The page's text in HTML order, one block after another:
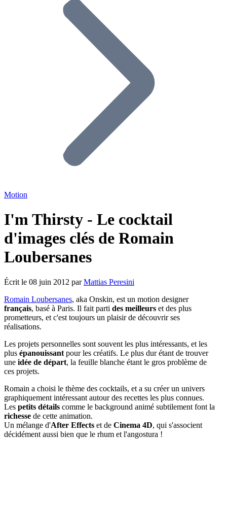
Motion
I'm Thirsty - Le cocktail
d'images clés de Romain
Loubersanes
Écrit le 08 juin 2012 parMattias Peresini
Romain Loubersanes, aka Onskin, est un motion designer
français, basé à Paris. Il fait parti des meilleurs et des plus
prometteurs, et c'est toujours un plaisir de découvrir ses
réalisations.
Les projets personnelles sont souvent les plus intéressants, et les
plus épanouissant pour les créatifs. Le plus dur étant de trouver
une idée de départ, la feuille blanche étant le gros problème de
ces projets.
Romain a choisi le thème des cocktails, et a su créer un univers
graphiquement intéressant autour des recettes les plus connues.
Les petits détails comme le background animé subtilement font la
richesse de cette animation.
Un mélange d'After Effects et de Cinema 4D, qui s'associent
décidément aussi bien que le rhum et l'angostura !